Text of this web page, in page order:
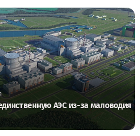
АЭС из-за маловодия